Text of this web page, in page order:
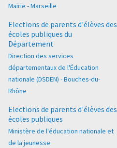
Mairie - Marseille
Elections de parents d'élèves des
écoles publiques du
Département
Direction des services
départementaux de l'Éducation
nationale (DSDEN) - Bouches-du-
Rhône
Elections de parents d'élèves des
écoles publiques
Ministère de l'éducation nationale et
de la jeunesse